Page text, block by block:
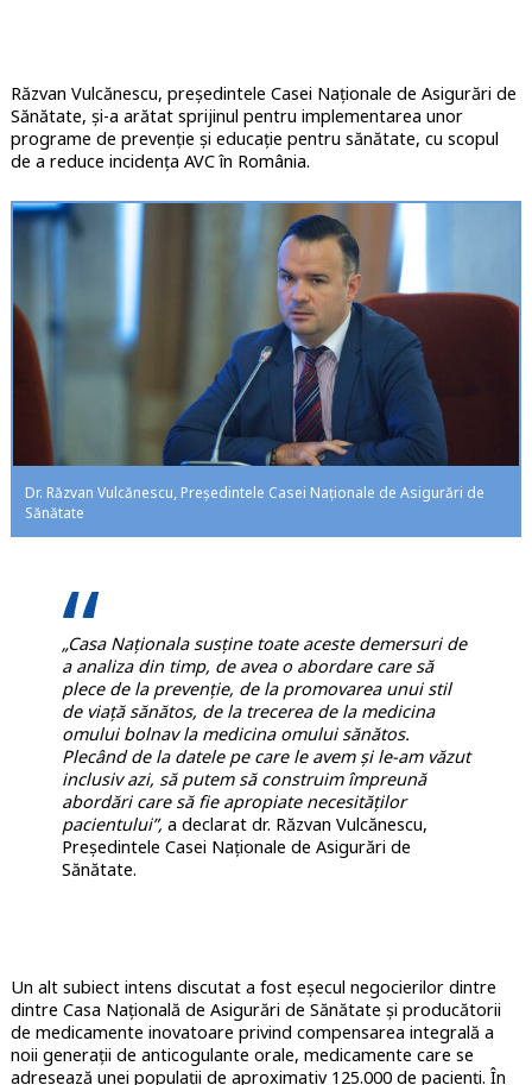
Răzvan Vulcănescu, președintele Casei Naționale de Asigurări de
Sănătate, și-a arătat sprijinul pentru implementarea unor
programe de prevenție și educație pentru sănătate, cu scopul
de a reduce incidența AVC în România.
Dr. Răzvan Vulcănescu, Președintele Casei Naționale de Asigurări de
Sănătate
„Casa Naționala susține toate aceste demersuri de
a analiza din timp, de avea o abordare care să
plece de la prevenție, de la promovarea unui stil
de viață sănătos, de la trecerea de la medicina
omului bolnav la medicina omului sănătos.
Plecând de la datele pe care le avem și le-am văzut
inclusiv azi, să putem să construim împreună
abordări care să fie apropiate necesităților
pacientului”, a declarat dr. Răzvan Vulcănescu,
Președintele Casei Naționale de Asigurări de
Sănătate.
Un alt subiect intens discutat a fost eșecul negocierilor dintre
dintre Casa Națională de Asigurări de Sănătate și producătorii
de medicamente inovatoare privind compensarea integrală a
noii generații de anticogulante orale, medicamente care se
adresează unei populații de aproximativ 125.000 de pacienți. În